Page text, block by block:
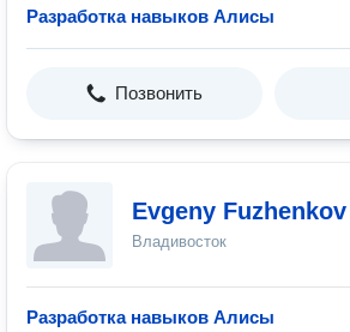
Разработка навыков Алисы
Позвонить
Evgeny Fuzhenkov
Владивосток
Разработка навыков Алисы